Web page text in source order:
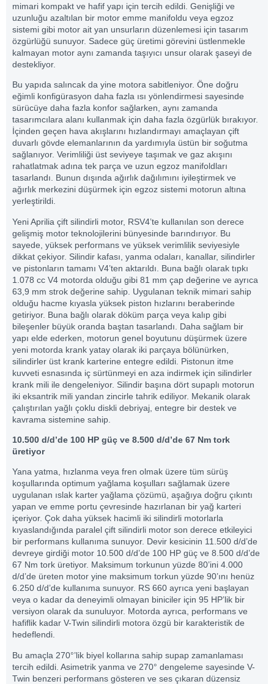
mimari kompakt ve hafif yapı için tercih edildi. Genişliği ve
uzunluğu azaltılan bir motor emme manifoldu veya egzoz
sistemi gibi motor ait yan unsurların düzenlemesi için tasarım
özgürlüğü sunuyor. Sadece güç üretimi görevini üstlenmekle
kalmayan motor aynı zamanda taşıyıcı unsur olarak şaseyi de
destekliyor.
Bu yapıda salıncak da yine motora sabitleniyor. Öne doğru
eğimli konfigürasyon daha fazla ısı yönlendirmesi sayesinde
sürücüye daha fazla konfor sağlarken, aynı zamanda
tasarımcılara alanı kullanmak için daha fazla özgürlük bırakıyor.
İçinden geçen hava akışlarını hızlandırmayı amaçlayan çift
duvarlı gövde elemanlarının da yardımıyla üstün bir soğutma
sağlanıyor. Verimliliği üst seviyeye taşımak ve gaz akışını
rahatlatmak adına tek parça ve uzun egzoz manifoldları
tasarlandı. Bunun dışında ağırlık dağılımını iyileştirmek ve
ağırlık merkezini düşürmek için egzoz sistemi motorun altına
yerleştirildi.
Yeni Aprilia çift silindirli motor, RSV4’te kullanılan son derece
gelişmiş motor teknolojilerini bünyesinde barındırıyor. Bu
sayede, yüksek performans ve yüksek verimlilik seviyesiyle
dikkat çekiyor. Silindir kafası, yanma odaları, kanallar, silindirler
ve pistonların tamamı V4’ten aktarıldı. Buna bağlı olarak tıpkı
1.078 cc V4 motorda olduğu gibi 81 mm çap değerine ve ayrıca
63,9 mm strok değerine sahip. Uygulanan teknik mimari sahip
olduğu hacme kıyasla yüksek piston hızlarını beraberinde
getiriyor. Buna bağlı olarak döküm parça veya kalıp gibi
bileşenler büyük oranda baştan tasarlandı. Daha sağlam bir
yapı elde ederken, motorun genel boyutunu düşürmek üzere
yeni motorda krank yatay olarak iki parçaya bölünürken,
silindirler üst krank karterine entegre edildi. Pistonun itme
kuvveti esnasında iç sürtünmeyi en aza indirmek için silindirler
krank mili ile dengeleniyor. Silindir başına dört supaplı motorun
iki eksantrik mili yandan zincirle tahrik ediliyor. Mekanik olarak
çalıştırılan yağlı çoklu diskli debriyaj, entegre bir destek ve
kavrama sistemine sahip.
10.500 d/d’de 100 HP güç ve 8.500 d/d’de 67 Nm tork
üretiyor
Yana yatma, hızlanma veya fren olmak üzere tüm sürüş
koşullarında optimum yağlama koşulları sağlamak üzere
uygulanan ıslak karter yağlama çözümü, aşağıya doğru çıkıntı
yapan ve emme portu çevresinde hazırlanan bir yağ karteri
içeriyor. Çok daha yüksek hacimli iki silindirli motorlarla
kıyaslandığında paralel çift silindirli motor son derece etkileyici
bir performans kullanıma sunuyor. Devir kesicinin 11.500 d/d’de
devreye girdiği motor 10.500 d/d’de 100 HP güç ve 8.500 d/d’de
67 Nm tork üretiyor. Maksimum torkunun yüzde 80’ini 4.000
d/d’de üreten motor yine maksimum torkun yüzde 90’ını henüz
6.250 d/d’de kullanıma sunuyor. RS 660 ayrıca yeni başlayan
veya o kadar da deneyimli olmayan biniciler için 95 HP’lik bir
versiyon olarak da sunuluyor. Motorda ayrıca, performans ve
hafiflik kadar V-Twin silindirli motora özgü bir karakteristik de
hedeflendi.
Bu amaçla 270°’lik biyel kollarına sahip supap zamanlaması
tercih edildi. Asimetrik yanma ve 270° dengeleme sayesinde V-
Twin benzeri performans gösteren ve ses çıkaran düzensiz